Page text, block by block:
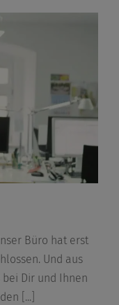
Büro hat erst
Und aus
bei Dir und Ihnen
[...]